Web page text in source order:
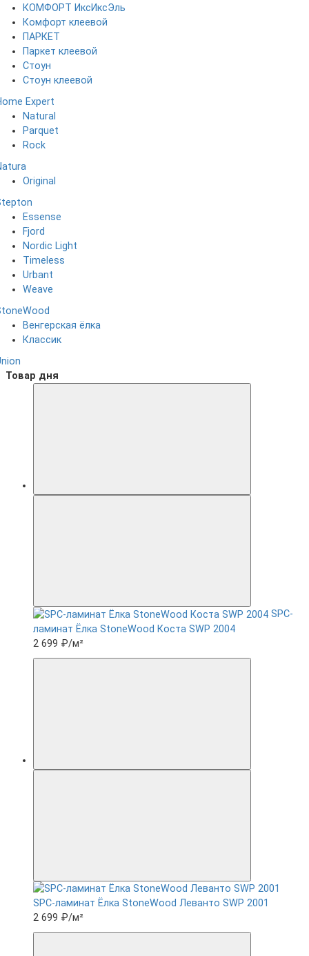
КОМФОРТ ИксИксЭль
Комфорт клеевой
ПАРКЕТ
Паркет клеевой
Стоун
Стоун клеевой
Expert
Natural
Parquet
Rock
Original
Essense
Fjord
Nordic Light
Timeless
Urbant
Weave
Венгерская ёлка
Классик
Товар дня
SPC-
ламинат Ëлка StoneWood Коста SWP 2004
2 699 ₽/м²
SPC-ламинат Ëлка StoneWood Леванто SWP 2001
2 699 ₽/м²